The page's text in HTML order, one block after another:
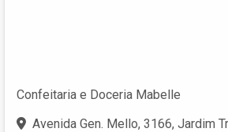
Confeitaria e Doceria Mabelle
Avenida Gen. Mello, 3166, Jardim